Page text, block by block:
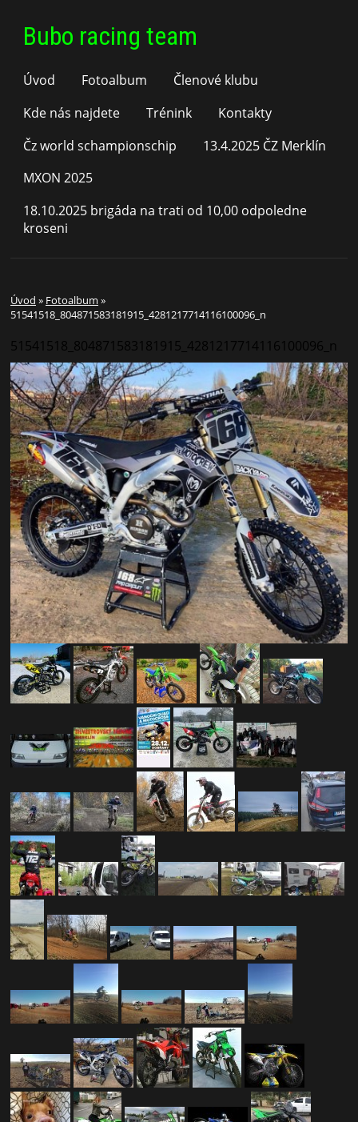
Bubo racing team
Úvod Fotoalbum
Členové klubu
Kde nás najdete
Trénink
Kontakty
Čz world schampionschip
13.4.2025 ČZ Merklín
MXON 2025
18.10.2025 brigáda na trati od 10,00 odpoledne
kroseni
Úvod » Fotoalbum »
51541518_804871583181915_4281217714116100096_n
51541518_804871583181915_4281217714116100096_n